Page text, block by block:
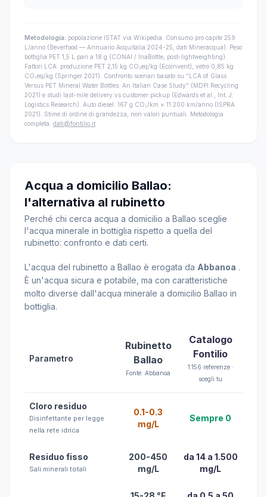
Metodologia: popolazione ISTAT via Wikipedia. Consumo pro capite 259
L/anno (Beverfood — Annuario Acquitalia 2024-25, dati Mineracqua). Peso
bottiglia PET 1,5 L pari a 18 g (CONAI / InaBottle, post-lightweighting).
Fattori LCA: produzione PET 2,15 kg CO₂eq/kg (Ecoinvent), vetro 0,85 kg
CO₂eq/kg (Springer 2021). Confronto scenari basato su "LCA of Glass
Versus PET Mineral Water Bottles: An Italian Case Study" (MDPI Recycling
2021) e studi last-mile delivery vs customer pickup (Edwards et al., Int. J.
Logistics Research). Auto diesel: 167 g CO₂/km × 11.200 km/anno (ISPRA
2021). Stime di ordine di grandezza, non valori puntuali. Metodologia
completa: dati@fontilio.it
Acqua a domicilio Ballao:
l'alternativa al rubinetto
Perché chi cerca acqua a domicilio a Ballao sceglie
l'acqua minerale in bottiglia rispetto a quella del
rubinetto: confronto e dati certi.
L'acqua del rubinetto a Ballao è erogata da Abbanoa .
È un'acqua sicura e potabile, ma con caratteristiche
molto diverse dall'acqua minerale a domicilio Ballao in
bottiglia.
Parametro
Rubinetto
Ballao
Fonte: Abbanoa
Catalogo
Fontilio
1.156 referenze ·
scegli tu
Cloro residuo
Disinfettante per legge
nella rete idrica
0.1-0.3
mg/L
Sempre 0
Residuo fisso
Sali minerali totali
200-450
mg/L
da 14 a 1.500
mg/L